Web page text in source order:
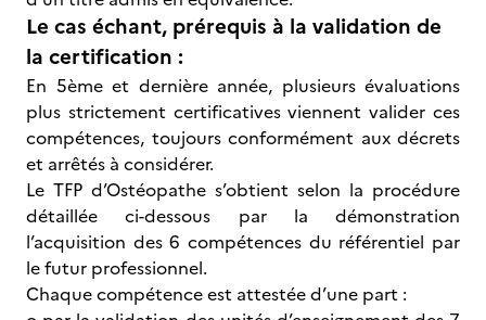
Le cas échant, prérequis à la validation de
la certification :
En 5ème et dernière année, plusieurs évaluations
plus strictement certificatives viennent valider ces
compétences, toujours conformément aux décrets
et arrêtés à considérer.
Le TFP d’Ostéopathe s’obtient selon la procédure
détaillée ci-dessous par la démonstration
l’acquisition des 6 compétences du référentiel par
le futur professionnel.
Chaque compétence est attestée d’une part :